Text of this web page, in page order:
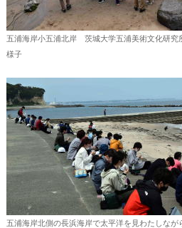
五浦海岸小五浦北岸 茨城大学五浦美術文化研究
様子
五浦海岸北側の長浜海岸で太平洋を見わたしなが